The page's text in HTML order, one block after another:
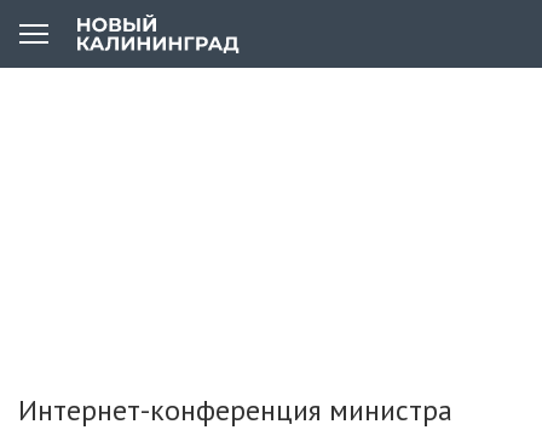
Интернет-конференция министра